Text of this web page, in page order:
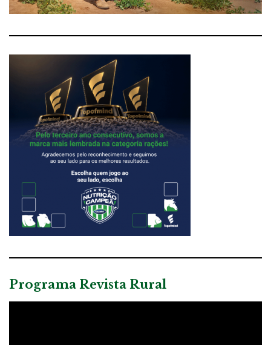
Programa Revista Rural